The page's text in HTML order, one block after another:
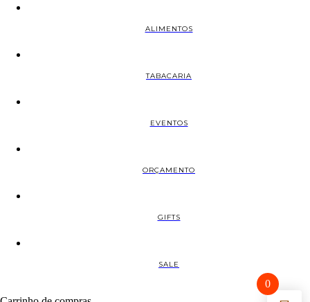
ALIMENTOS
TABACARIA
EVENTOS
ORÇAMENTO
GIFTS
SALE
0